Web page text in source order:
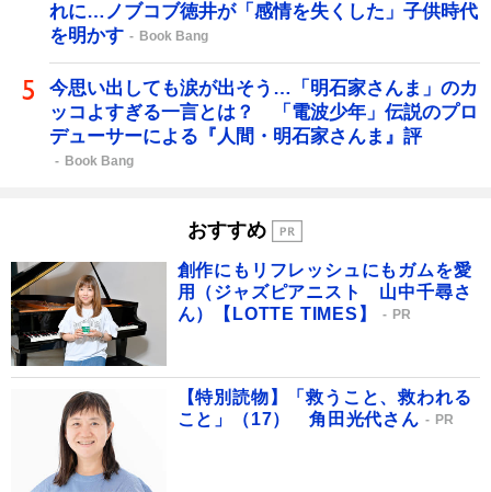
れに…ノブコブ徳井が「感情を失くした」子供時代
を明かす
Book Bang
今思い出しても涙が出そう…「明石家さんま」のカ
ッコよすぎる一言とは？ 「電波少年」伝説のプロ
デューサーによる『人間・明石家さんま』評
Book Bang
おすすめ
創作にもリフレッシュにもガムを愛
用（ジャズピアニスト 山中千尋さ
ん）【LOTTE TIMES】
PR
【特別読物】「救うこと、救われる
こと」（17） 角田光代さん
PR